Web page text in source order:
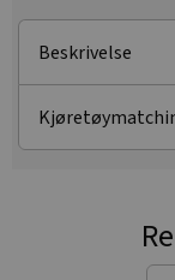
Beskrivelse